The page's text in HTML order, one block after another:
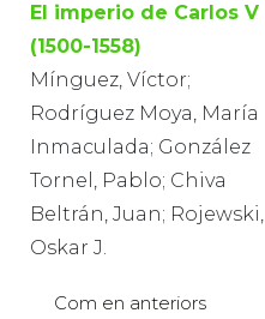
El imperio de Carlos V
(1500-1558)
Mínguez, Víctor;
Rodríguez Moya, María
Inmaculada; González
Tornel, Pablo; Chiva
Beltrán, Juan; Rojewski,
Oskar J.
Com en anteriors